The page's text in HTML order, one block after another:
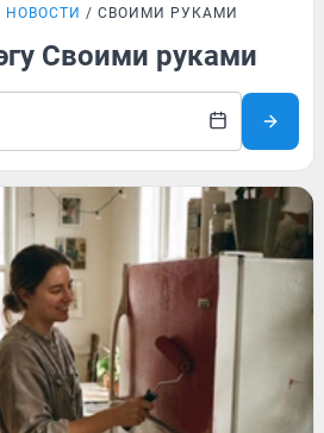
НОВОСТИ СВОИМИ РУКАМИ
Своими руками